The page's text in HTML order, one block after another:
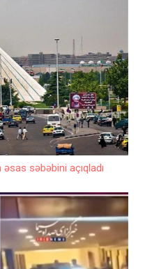
səbəbini açıqladı